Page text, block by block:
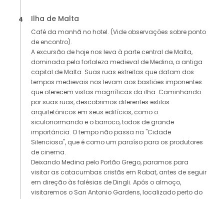
4 Ilha de Malta
Café da manhã no hotel. (Vide observações sobre ponto
de encontro).
A excursão de hoje nos leva à parte central de Malta,
dominada pela fortaleza medieval de Medina, a antiga
capital de Malta. Suas ruas estreitas que datam dos
tempos medievais nos levam aos bastiões imponentes
que oferecem vistas magníficas da ilha. Caminhando
por suas ruas, descobrimos diferentes estilos
arquitetônicos em seus edifícios, como o
siculonormando e o barroco, todos de grande
importância. O tempo não passa na "Cidade
Silenciosa", que é como um paraíso para os produtores
de cinema.
Deixando Medina pelo Portão Grego, paramos para
visitar as catacumbas cristãs em Rabat, antes de seguir
em direção às falésias de Dingli. Após o almoço,
visitaremos o San Antonio Gardens, localizado perto do